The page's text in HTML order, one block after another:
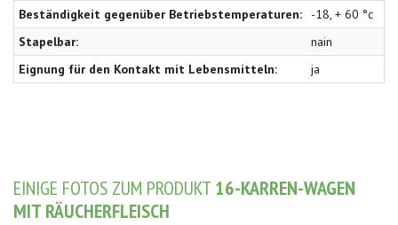
Beständigkeit gegenüber Betriebstemperaturen:
-18, + 60 °c
Stapelbar:
nain
Eignung für den Kontakt mit Lebensmitteln:
ja
EINIGE FOTOS ZUM PRODUKT 16-KARREN-WAGEN
MIT RÄUCHERFLEISCH